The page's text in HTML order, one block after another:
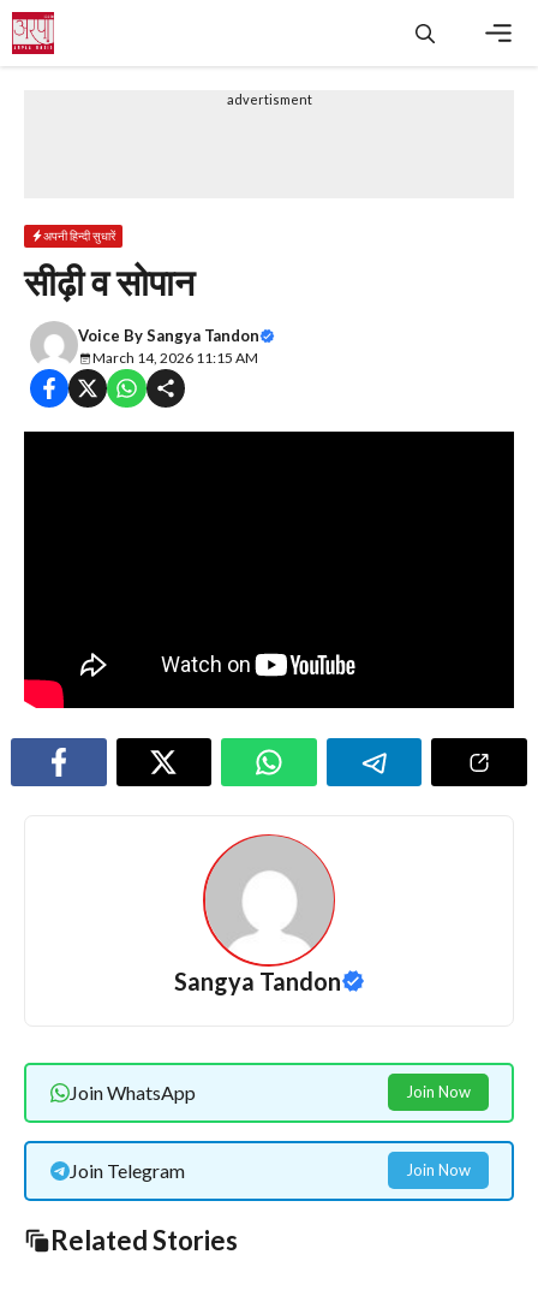
Skip
to
content
advertisment
अपनी हिन्दी सुधारें
सीढ़ी व सोपान
Voice BySangya Tandon
March 14, 2026 11:15 AM
Sangya Tandon
Join WhatsApp Join Now
Join Telegram Join Now
Related Stories